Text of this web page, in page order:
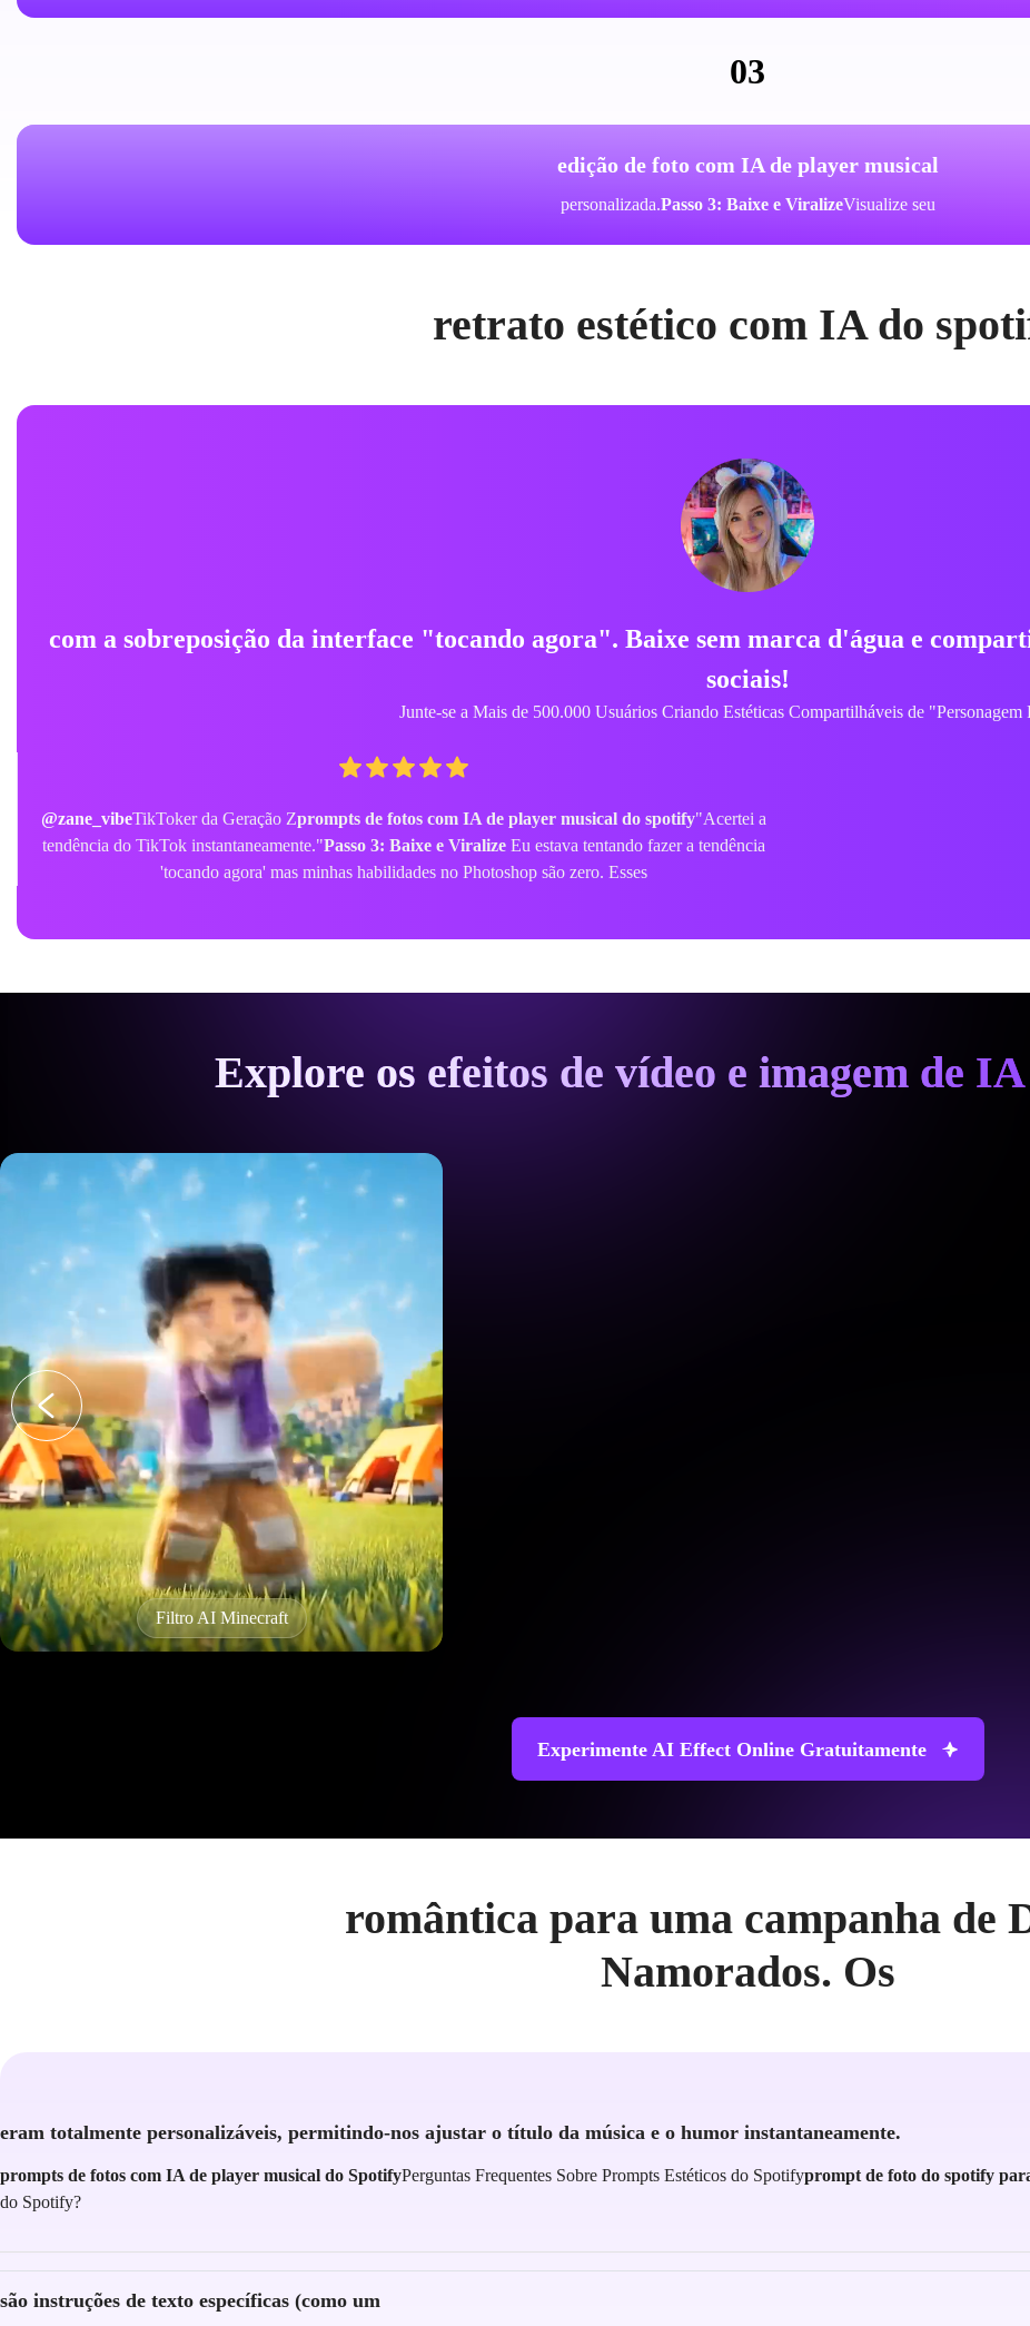
03
edição de foto com IA de player musical
personalizada.Passo 3: Baixe e ViralizeVisualize seu
retrato estético com IA do
me deram exatamente a
em segundos! Viralizou instantaneamente.
prompt de foto com IA para amante de música
Explore os efeitos de vídeo e imagem de
Efeito twerking AI
Experimente AI Effect Online Gratuitamente
romântica para uma campanha de
Namorados. Os
eram totalmente personalizáveis, permitindo-nos ajustar o título da música e o humor instantaneamente.
prompts de fotos com IA de player musical do SpotifyPerguntas Frequentes Sobre Prompts Estéticos do Spotifyprompt de foto do spotify
do Spotify?
são instruções de texto específicas (como um